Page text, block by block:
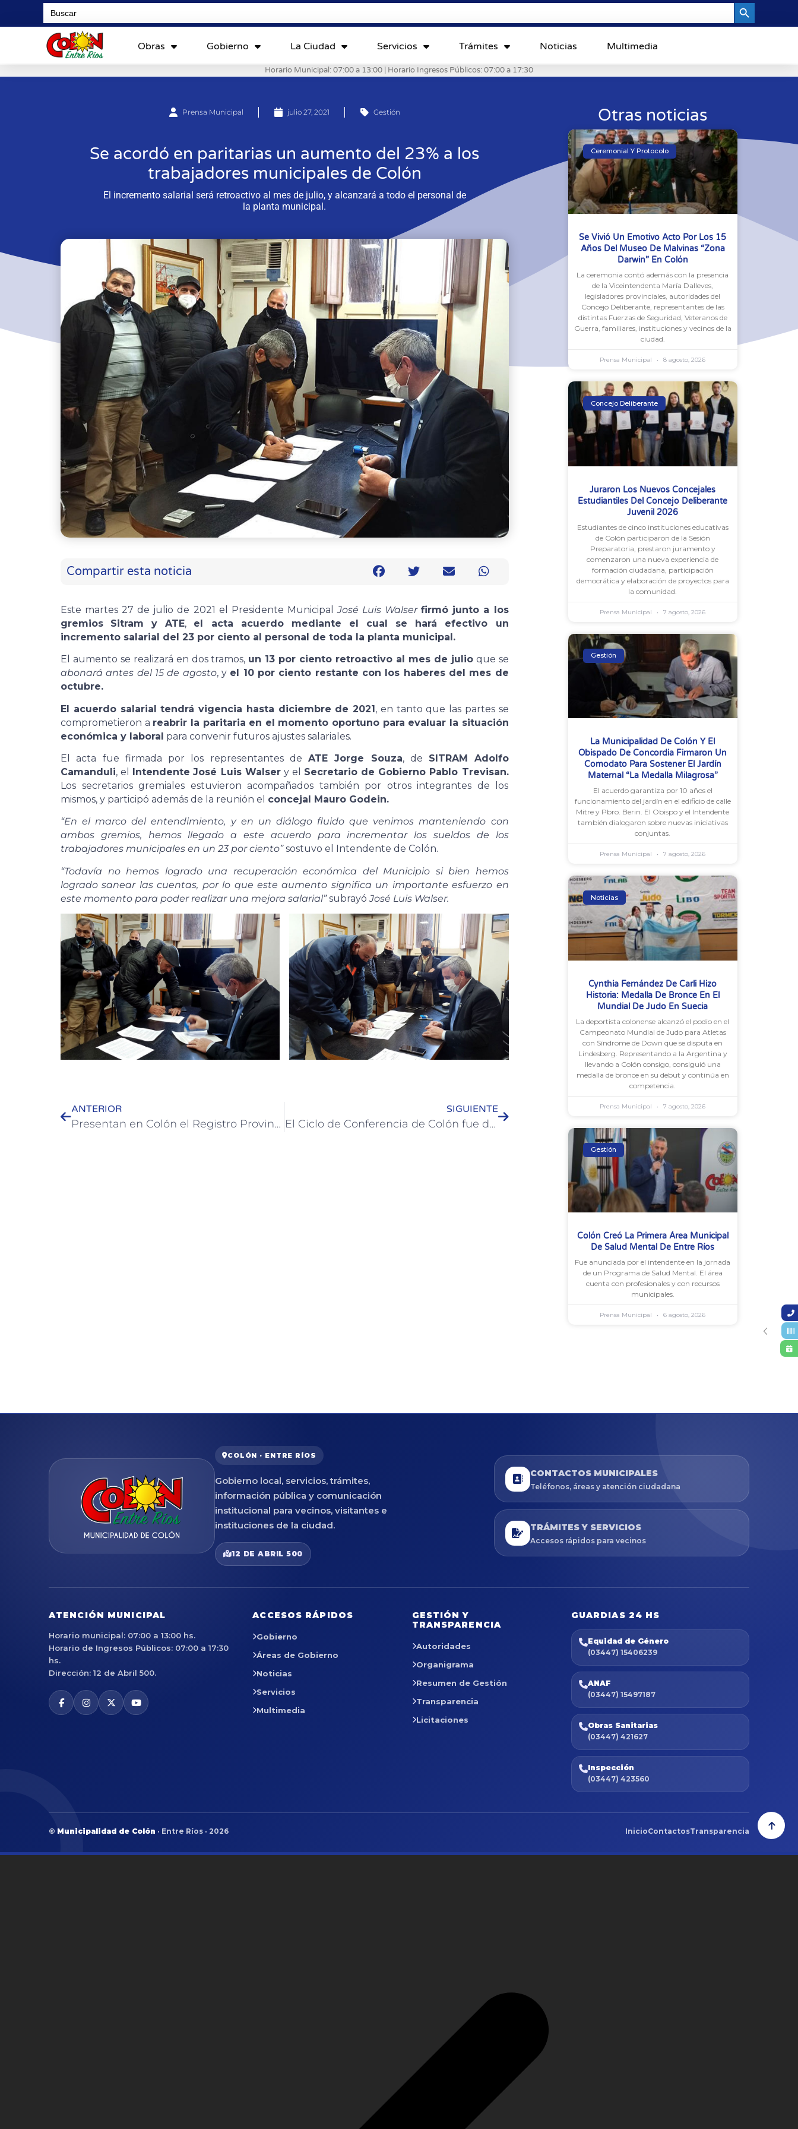
Search
for:
Obras Gobierno La Ciudad Servicios Trámites Noticias Multimedia
Horario Municipal: 07:00 a 13:00 | Horario Ingresos Públicos: 07:00 a 17:30
Prensa Municipal julio 27, 2021 Gestión
Se acordó en paritarias un aumento del 23% a los
trabajadores municipales de Colón
El incremento salarial será retroactivo al mes de julio, y alcanzará a todo el personal de
la planta municipal.
Compartir esta noticia
Este martes 27 de julio de 2021 el Presidente MunicipalJosé Luis Walser firmó junto a los
gremios
Sitram y ATE, el acta acuerdo mediante el cual se hará efectivo un
incremento salarial del 23 por ciento al personal de toda la planta municipal.
El aumento se realizará en dos tramos, un 13 por ciento retroactivo al mes de julioque se
abonará antes del 15 de agosto, y el 10 por ciento restante con los haberes del mes de
octubre.
El acuerdo salarial tendrá vigencia hasta diciembre de 2021, en tanto que las partes se
comprometieron a reabrir la paritaria en el momento oportuno para evaluar la situación
económica y laboral para convenir futuros ajustes salariales.
El acta fue firmada por los representantes deATE Jorge Souza, de SITRAM
Adolfo
Camanduli, el Intendente José Luis Walsery el Secretario de Gobierno Pablo Trevisan.
Los secretarios gremiales estuvieron acompañados también por otros integrantes de los
mismos, y participó además de la reunión el concejal Mauro Godein.
“En el marco del entendimiento, y en un diálogo fluido que venimos manteniendo con
ambos gremios, hemos llegado a este acuerdo para incrementar los sueldos de los
trabajadores municipales en un 23 por ciento”sostuvo el Intendente de Colón.
“Todavía no hemos logrado una recuperación económica del Municipio si bien hemos
logrado sanear las cuentas, por lo que este aumento significa un importante esfuerzo en
este momento para poder realizar una mejora salarial”subrayóJosé Luis Walser.
ANTERIOR
Presentan en Colón el Registro Provincial de Artesanas y Artesanos de Entre Ríos
SIGUIENTE
El Ciclo de Conferencia de Colón fue declarado de “Interés Turístico Provincial”
Otras noticias
Ceremonial Y Protocolo
Se Vivió Un Emotivo Acto Por Los 15
Años Del Museo De Malvinas “Zona
Darwin” En Colón
La ceremonia contó además con la presencia
de la Viceintendenta María Dalleves,
legisladores provinciales, autoridades del
Concejo Deliberante, representantes de las
distintas Fuerzas de Seguridad, Veteranos de
Guerra, familiares, instituciones y vecinos de la
ciudad.
Prensa Municipal 8 agosto, 2026
Concejo Deliberante
Juraron Los Nuevos Concejales
Estudiantiles Del Concejo Deliberante
Juvenil 2026
Estudiantes de cinco instituciones educativas
de Colón participaron de la Sesión
Preparatoria, prestaron juramento y
comenzaron una nueva experiencia de
formación ciudadana, participación
democrática y elaboración de proyectos para
la comunidad.
Prensa Municipal 7 agosto, 2026
Gestión
La Municipalidad De Colón Y El
Obispado De Concordia Firmaron Un
Comodato Para Sostener El Jardín
Maternal “La Medalla Milagrosa”
El acuerdo garantiza por 10 años el
funcionamiento del jardín en el edificio de calle
Mitre y Pbro. Berin. El Obispo y el Intendente
también dialogaron sobre nuevas iniciativas
conjuntas.
Prensa Municipal 7 agosto, 2026
Noticias
Cynthia Fernández De Carli Hizo
Historia: Medalla De Bronce En El
Mundial De Judo En Suecia
La deportista colonense alcanzó el podio en el
Campeonato Mundial de Judo para Atletas
con Síndrome de Down que se disputa en
Lindesberg. Representando a la Argentina y
llevando a Colón consigo, consiguió una
medalla de bronce en su debut y continúa en
competencia.
Prensa Municipal 7 agosto, 2026
Gestión
Colón Creó La Primera Área Municipal
De Salud Mental De Entre Ríos
Fue anunciada por el intendente en la jornada
de un Programa de Salud Mental. El área
cuenta con profesionales y con recursos
municipales.
Prensa Municipal 6 agosto, 2026
COLÓN · ENTRE RÍOS
Gobierno local, servicios, trámites,
información pública y comunicación
institucional para vecinos, visitantes e
instituciones de la ciudad.
12 DE ABRIL 500
CONTACTOS MUNICIPALES
Teléfonos, áreas y atención ciudadana
TRÁMITES Y SERVICIOS
Accesos rápidos para vecinos
ATENCIÓN MUNICIPAL
Horario municipal: 07:00 a 13:00 hs.
Horario de Ingresos Públicos: 07:00 a 17:30
hs.
Dirección: 12 de Abril 500.
ACCESOS RÁPIDOS
Gobierno
Áreas de Gobierno
Noticias
Servicios
Multimedia
GESTIÓN Y
TRANSPARENCIA
Autoridades
Organigrama
Resumen de Gestión
Transparencia
Licitaciones
GUARDIAS 24 HS
Equidad de Género
(03447) 15406239
ANAF
(03447) 15497187
Obras Sanitarias
(03447) 421627
Inspección
(03447) 423560
© Municipalidad de Colón · Entre Ríos · 2026 InicioContactosTransparencia